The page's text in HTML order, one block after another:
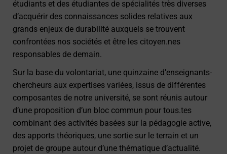
étudiants et des étudiantes de spécialités très diverses
d’acquérir des connaissances solides relatives aux
grands enjeux de durabilité auxquels se trouvent
confrontées nos sociétés et être les citoyen.nes
responsables de demain.
Sur la base du volontariat, une quinzaine d’enseignants-
chercheurs aux expertises variées, issus de différentes
composantes de notre université, se sont réunis autour
d’une proposition d’un bloc commun pour tous.tes
combinant des activités basées sur la pédagogie active,
des apports théoriques, une sortie sur le terrain et un
projet de groupe autour d’une thématique d’actualité.